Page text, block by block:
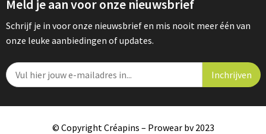
Meld je aan voor onze nieuwsbrief
Schrijf je in voor onze nieuwsbrief en mis nooit meer één van
onze leuke aanbiedingen of updates.
© Copyright Créapins – Prowear bv 2023